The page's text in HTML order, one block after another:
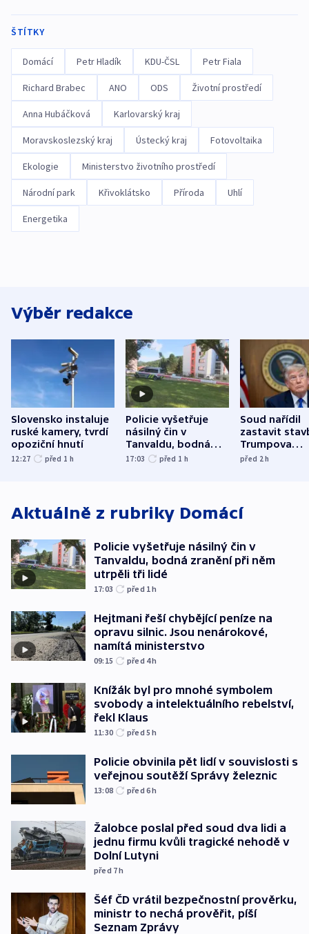
ŠTÍTKY
Domácí Petr Hladík KDU-ČSL Petr Fiala
Richard Brabec ANO ODS Životní prostředí
Anna Hubáčková Karlovarský kraj
Moravskoslezský kraj Ústecký kraj Fotovoltaika
Ekologie Ministerstvo životního prostředí
Národní park Křivoklátsko Příroda Uhlí
Energetika
Výběr redakce
Slovensko instaluje
ruské kamery, tvrdí
opoziční hnutí
12:27 před 1 h
Policie vyšetřuje
násilný čin v
Tanvaldu, bodná
zranění při něm
17:03 před 1 h
Soud nařídil
zastavit
Trumpova
tanečního
před 2h
Aktuálně z rubriky Domácí
Policie vyšetřuje násilný čin v
Tanvaldu, bodná zranění při něm
utrpěli tři lidé
17:03 před 1h
Hejtmani řeší chybějící peníze na
opravu silnic. Jsou nenárokové,
namítá ministerstvo
09:15 před 4h
Knížák byl pro mnohé symbolem
svobody a intelektuálního rebelství,
řekl Klaus
11:30 před 5h
Policie obvinila pět lidí v souvislosti s
veřejnou soutěží Správy železnic
13:08 před 6h
Žalobce poslal před soud dva lidi a
jednu firmu kvůli tragické nehodě v
Dolní Lutyni
před 7h
Šéf ČD vrátil bezpečnostní prověrku,
ministr to nechá prověřit, píší
Seznam Zprávy